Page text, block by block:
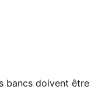
bancs doivent être